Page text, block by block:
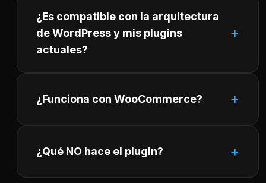
¿Es compatible con la arquitectura
de WordPress y mis plugins
actuales?
¿Funciona con WooCommerce?
¿Qué NO hace el plugin?